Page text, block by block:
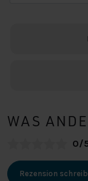
WAS
0/
Rezension